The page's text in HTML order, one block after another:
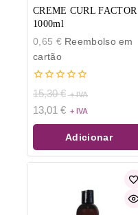
CREME CURL FACTOR
1000ml
0,65 €Reembolso em
cartão
0
de
5
15,30€
13,01 €
Adicionar